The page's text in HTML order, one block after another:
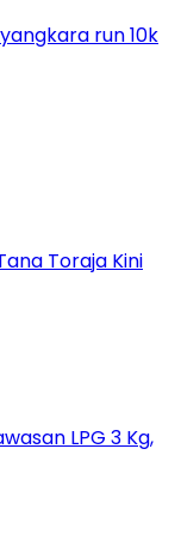
run 10k
Toraja Kini
LPG 3 Kg,